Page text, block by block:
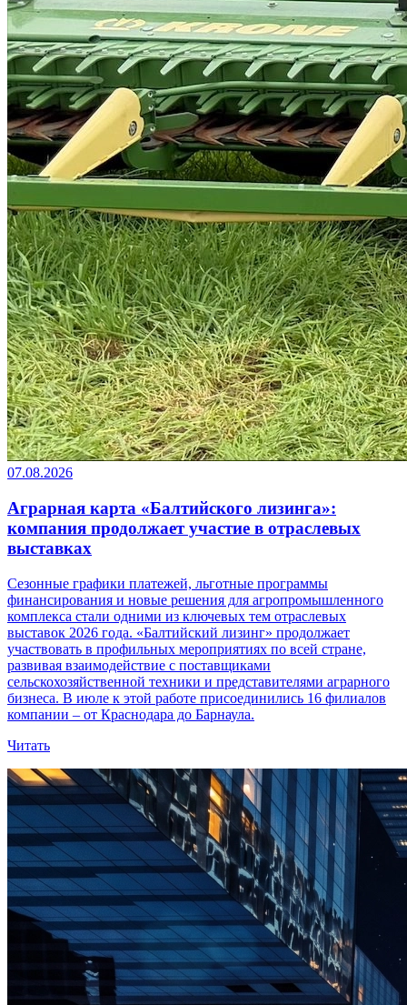
07.08.2026
Аграрная карта «Балтийского лизинга»:
компания продолжает участие в отраслевых
выставках
Сезонные графики платежей, льготные программы
финансирования и новые решения для агропромышленного
комплекса стали одними из ключевых тем отраслевых
выставок 2026 года. «Балтийский лизинг» продолжает
участвовать в профильных мероприятиях по всей стране,
развивая взаимодействие с поставщиками
сельскохозяйственной техники и представителями аграрного
бизнеса. В июле к этой работе присоединились 16 филиалов
компании – от Краснодара до Барнаула.
Читать